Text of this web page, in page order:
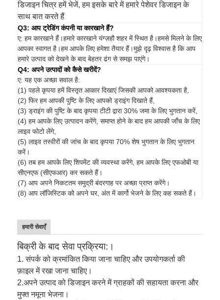
डिजाइन चित्र हमें भेजें, हम इसके बारे में हमारे पेशेवर डिजाइन के
साथ बात करते हैं
Q3: आप ट्रेडिंग कंपनी या कारखाने हैं?
ए: हम कारखाने हैं।हमारे कारखाने यंग्ज़हौ शहर में स्थित है।हमसे मिलने के लिए
आपका स्वागत है।हम आपके लिए हमेशा तैयार हैं।मुझे दृढ़ विश्वास है कि आप
हमारे उत्पाद को देखने के बाद बेहतर ढंग से समझ पाएंगे।
Q4: अपने उत्पादों को कैसे खरीदें?
ए: यह एक अच्छा सवाल है:
(1) पहले कृपया हमें विस्तृत आकार दिखाएं जिसकी आपको आवश्यकता है,
(2) फिर हम आपकी पुष्टि के लिए आपको ड्राइंग दिखाते हैं,
(3) ड्राइंग की पुष्टि के बाद कृपया टीटी द्वारा 30% जमा के लिए भुगतान करें,
(4) हम आपके लिए उत्पादन करेंगे, समाप्त होने के बाद हम आपकी जाँच के लिए
लाइव फोटो लेंगे,
(5) लाइव तस्वीरों की जांच के बाद कृपया 70% शेष भुगतान के लिए भुगतान
करें।
(6) तब हम आपके लिए शिपमेंट की व्यवस्था करेंगे, हम आपके लिए एफओबी या
सीएनएफ (सीएफआर) कर सकते हैं।
(7) आप अपने निकटतम समुद्री बंदरगाह पर अच्छा प्राप्त करेंगे।
(8) आप लॉजिस्टिक को अपने घर, अंत में कार्गो भेजने के लिए कह सकते हैं।
हमारी सेवाएँ
बिक्री के बाद सेवा प्रक्रिया:।
1. संपर्क को क्रमांकित किया जाना चाहिए और उपयोगकर्ता की
फ़ाइल में रखा जाना चाहिए।
2.अपने उत्पाद को डिजाइन करने में ग्राहकों की सहायता करना और
मुफ्त नमूना भेजना।